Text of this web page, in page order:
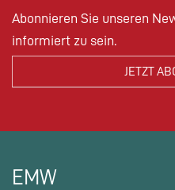
Abonnieren Sie unseren
informiert zu sein.
EMW